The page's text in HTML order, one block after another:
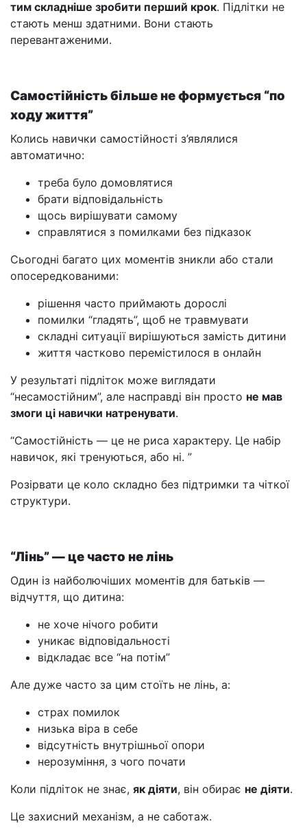
тим складніше зробити перший крок. Підлітки не
стають менш здатними. Вони стають
перевантаженими.
Самостійність більше не формується “по
ходу життя”
Колись навички самостійності з’являлися
автоматично:
треба було домовлятися
брати відповідальність
щось вирішувати самому
справлятися з помилками без підказок
Сьогодні багато цих моментів зникли або стали
опосередкованими:
рішення часто приймають дорослі
помилки “гладять”, щоб не травмувати
складні ситуації вирішуються замість дитини
життя частково перемістилося в онлайн
У результаті підліток може виглядати
“несамостійним”, але насправді він просто не мав
змоги ці навички натренувати.
“Самостійність — це не риса характеру. Це набір
навичок, які тренуються, або ні. ”
Розірвати це коло складно без підтримки та чіткої
структури.
“Лінь” — це часто не лінь
Один із найболючіших моментів для батьків —
відчуття, що дитина:
не хоче нічого робити
уникає відповідальності
відкладає все “на потім”
Але дуже часто за цим стоїть не лінь, а:
страх помилок
низька віра в себе
відсутність внутрішньої опори
нерозуміння, з чого почати
Коли підліток не знає, як діяти, він обирає не діяти.
Це захисний механізм, а не саботаж.